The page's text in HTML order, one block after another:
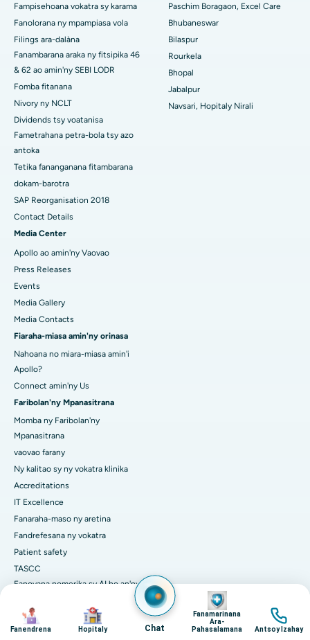
Hopitaly tsara indrindra ao KK Nagar, Madurai
Hopitaly tsara indrindra any Ramji Nagar, Nellore
Hopitaly tsara indrindra ao amin'ny Sector-19, Rourkela
Hopitaly tsara indrindra ao Swargate, Pune
Hopitaly homamiadan'ny vehivavy tsara indrindra any Delhi
Atsimo
Fampisehoana vokatra sy karama
Fanolorana ny mpampiasa vola
Filings ara-dalàna
Fanambarana araka ny fitsipika 46
& 62 ao amin'ny SEBI LODR
Fomba fitanana
Nivory ny NCLT
Dividends tsy voatanisa
Fametrahana petra-bola tsy azo
antoka
Tetika fananganana fitambarana
dokam-barotra
SAP Reorganisation 2018
Contact Details
Media Center
Apollo ao amin'ny Vaovao
Press Releases
Events
Media Gallery
Media Contacts
Fiaraha-miasa amin'ny orinasa
Nahoana no miara-miasa amin'i
Apollo?
Connect amin'ny Us
Faribolan'ny Mpanasitrana
Momba ny Faribolan'ny
Mpanasitrana
vaovao farany
Ny kalitao sy ny vokatra klinika
Accreditations
IT Excellence
Fanaraha-maso ny aretina
Fandrefesana ny vokatra
Patient safety
TASCC
Fanovana nomerika sy AI ho an'ny
Paschim Boragaon, Excel Care
Bhubaneswar
Bilaspur
Rourkela
Bhopal
Jabalpur
Navsari, Hopitaly Nirali
Image
Fanendrena
Image
Hopitaly Chat
Image
Fanamarinana
Ara-
Pahasalamana
Image
Antsoy Izahay